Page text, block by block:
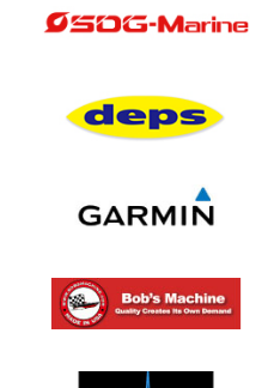
YouTube｜Kuro channel
メディア出演